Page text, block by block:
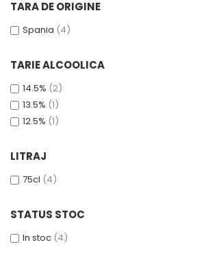
TARA DE ORIGINE
Spania (4)
TARIE ALCOOLICA
14.5% (2)
13.5% (1)
12.5% (1)
LITRAJ
75cl (4)
STATUS STOC
In stoc (4)